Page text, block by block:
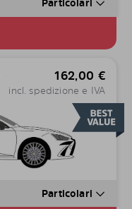
Particolari
162,00 €
incl. spedizione e IVA
Particolari